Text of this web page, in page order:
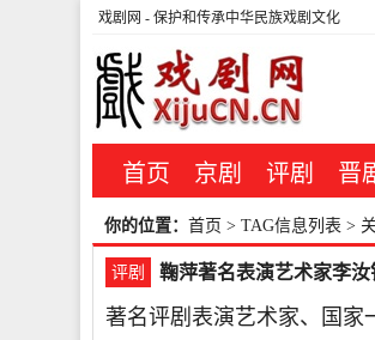
戏剧网 - 保护和传承中华民族戏剧文化
首页 京剧 评剧 晋
你的位置： 首页 > TAG信息列表 >
评剧 鞠萍著名表演艺术家李汝
著名评剧表演艺术家、国家